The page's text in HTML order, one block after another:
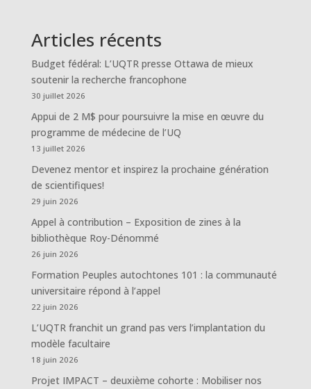
Articles récents
Budget fédéral: L’UQTR presse Ottawa de mieux
soutenir la recherche francophone
30 juillet 2026
Appui de 2 M$ pour poursuivre la mise en œuvre du
programme de médecine de l’UQ
13 juillet 2026
Devenez mentor et inspirez la prochaine génération
de scientifiques!
29 juin 2026
Appel à contribution – Exposition de zines à la
bibliothèque Roy-Dénommé
26 juin 2026
Formation Peuples autochtones 101 : la communauté
universitaire répond à l’appel
22 juin 2026
L’UQTR franchit un grand pas vers l’implantation du
modèle facultaire
18 juin 2026
Projet IMPACT – deuxième cohorte : Mobiliser nos